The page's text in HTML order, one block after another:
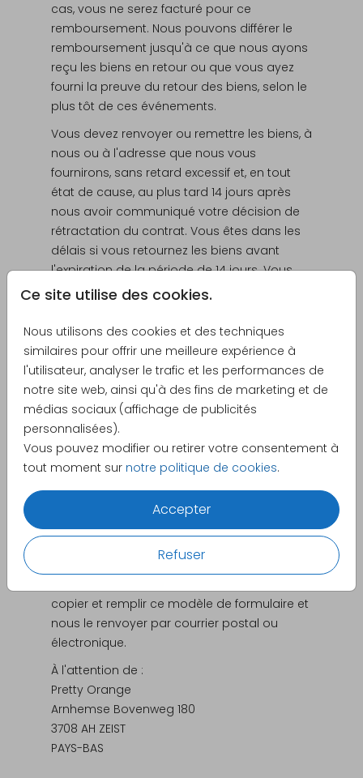
Ce site utilise des cookies.
Nous utilisons des cookies et des techniques
similaires pour offrir une meilleure expérience à
l'utilisateur, analyser le trafic et les performances de
notre site web, ainsi qu'à des fins de marketing et de
médias sociaux (affichage de publicités
personnalisées).
Vous pouvez modifier ou retirer votre consentement à
tout moment sur notre politique de cookies.
Accepter
Refuser
cas, vous ne serez facturé pour ce
remboursement. Nous pouvons différer le
remboursement jusqu'à ce que nous ayons
reçu les biens en retour ou que vous ayez
fourni la preuve du retour des biens, selon le
plus tôt de ces événements.
Vous devez renvoyer ou remettre les biens, à
nous ou à l'adresse que nous vous
fournirons, sans retard excessif et, en tout
état de cause, au plus tard 14 jours après
nous avoir communiqué votre décision de
rétractation du contrat. Vous êtes dans les
délais si vous retournez les biens avant
l'expiration de la période de 14 jours. Vous
devrez prendre en charge les frais directs de
responsable de la dépréciation des biens
résultant de manipulations autres que celles
nécessaires pour établir la nature, les
caractéristiques et le fonctionnement des
biens.
Responsabilité du client
La qualité des images ou du texte fourni
pour la personnalisation des produits est de
votre responsabilité. Nous ne pouvons être
tenus responsables des erreurs de saisie ou
de la qualité des images fournies.
Formulaire de rétractation
copier et remplir ce modèle de formulaire et
nous le renvoyer par courrier postal ou
électronique.
À l'attention de :
Pretty Orange
Arnhemse Bovenweg 180
3708 AH ZEIST
PAYS-BAS